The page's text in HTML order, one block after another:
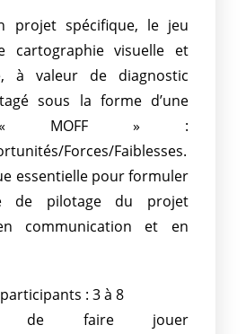
projet spécifique, le jeu
cartographie visuelle et
à valeur de diagnostic
sous la forme d’une
« MOFF » :
Forces/Faiblesses.
essentielle pour formuler
de pilotage du projet
communication et en
: 3 à 8
de faire jouer